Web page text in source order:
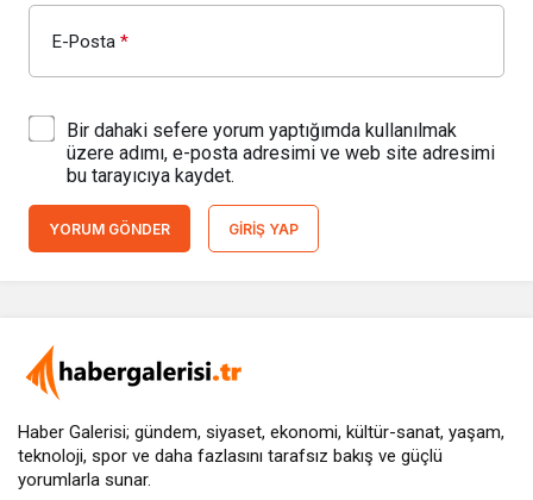
E-Posta *
Bir dahaki sefere yorum yaptığımda kullanılmak
üzere adımı, e-posta adresimi ve web site adresimi
bu tarayıcıya kaydet.
YORUM GÖNDER GIRIŞ YAP
Haber Galerisi; gündem, siyaset, ekonomi, kültür-sanat, yaşam,
teknoloji, spor ve daha fazlasını tarafsız bakış ve güçlü
yorumlarla sunar.